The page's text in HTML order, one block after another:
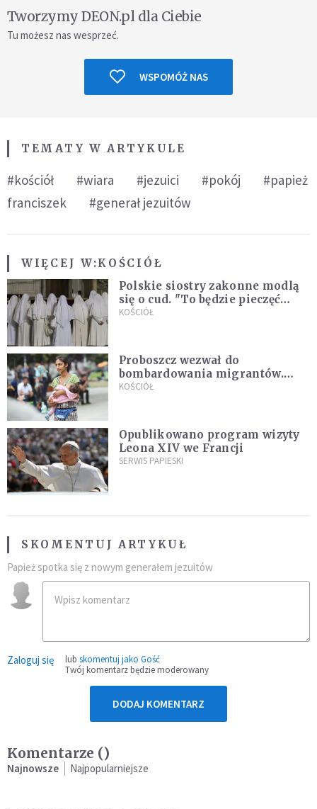
Tworzymy DEON.pl dla Ciebie
Tu możesz nas wesprzeć.
WSPOMÓŻ NAS
TEMATY W ARTYKULE
#kościół #wiara #jezuici #pokój
#papież
franciszek
#generał jezuitów
WIĘCEJ W:KOŚCIÓŁ
Polskie siostry zakonne modlą
się o cud. "To będzie pieczęć
Pana Boga dla naszej wiary"
KOŚCIÓŁ
Proboszcz wezwał do
bombardowania migrantów.
"Masowy ogień przeciwko
KOŚCIÓŁ
Opublikowano program wizyty
Leona XIV we Francji
SERWIS PAPIESKI
SKOMENTUJ ARTYKUŁ
Papież spotka się z nowym generałem jezuitów
Zaloguj się lub skomentuj jako Gość
Twój komentarz będzie moderowany
DODAJ KOMENTARZ
Komentarze ()
Najnowsze Najpopularniejsze